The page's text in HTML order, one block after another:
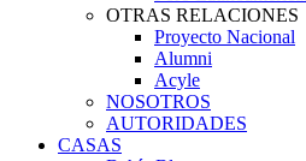
OTRAS RELACIONES
Proyecto Nacional
Alumni
Acyle
NOSOTROS
AUTORIDADES
CASAS